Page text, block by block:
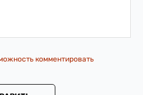
комментировать